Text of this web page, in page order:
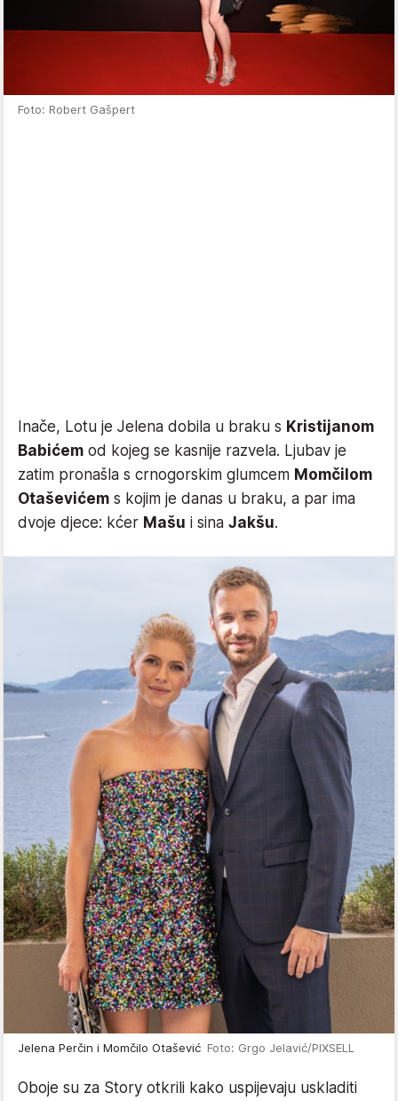
Foto: Robert Gašpert
Inače, Lotu je Jelena dobila u braku s Kristijanom
Babićem od kojeg se kasnije razvela. Ljubav je
zatim pronašla s crnogorskim glumcem Momčilom
Otaševićem s kojim je danas u braku, a par ima
dvoje djece: kćer Mašu i sina Jakšu.
Jelena Perčin i Momčilo Otašević Foto: Grgo Jelavić/PIXSELL
Oboje su za Story otkrili kako uspijevaju uskladiti